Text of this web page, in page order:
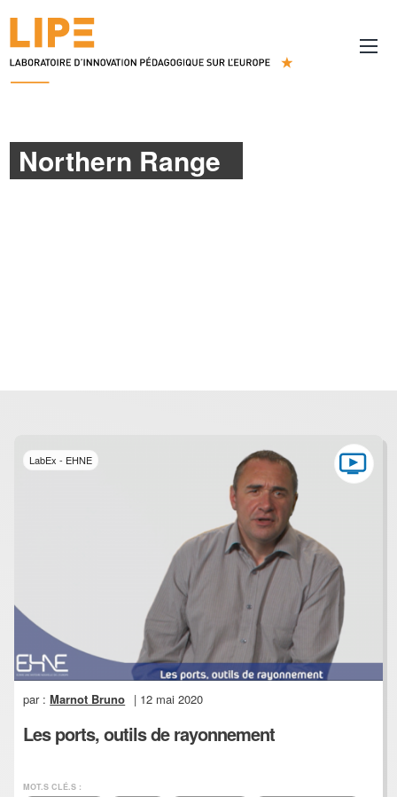
Northern Range
LabEx - EHNE
par :Marnot Bruno | 12 mai 2020
Les ports, outils de rayonnement
MOT.S CLÉ.S :